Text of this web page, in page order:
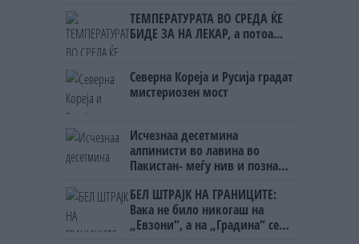
ТЕМПЕРАТУРАТА ВО СРЕДА ЌЕ
БИДЕ ЗА НА ЛЕКАР, а потоа...
Северна Кореја и Русија градат
мистериозен мост
Исчезнаа десетмина
алпинисти во лавина во
Пакистан- меѓу нив и познат
БЕЛ ШТРАЈК НА ГРАНИЦИТЕ:
Вака не било никогаш на
„Евзони“, а на „Градина“ се